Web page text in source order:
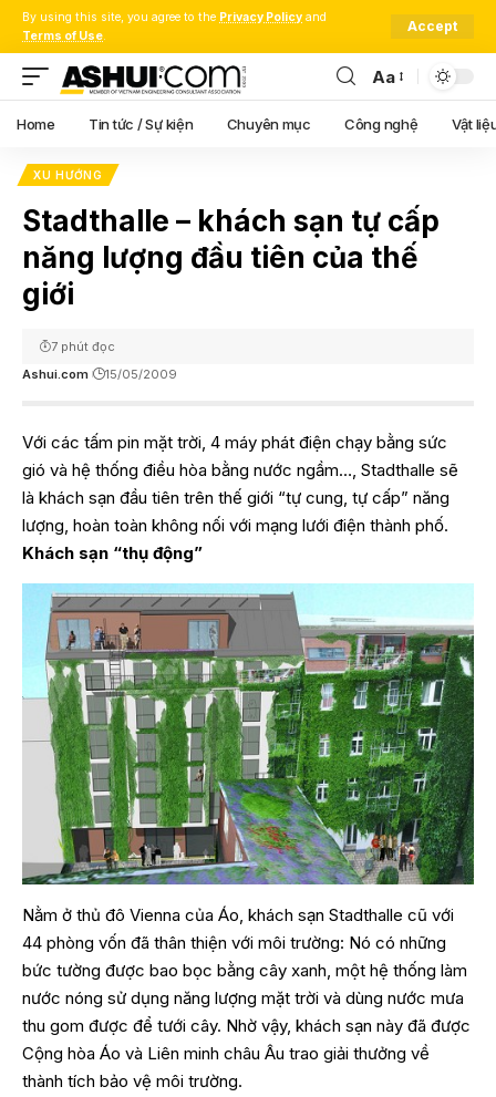
By using this site, you agree to the Privacy Policy and
Terms of Use.
Accept
Font
Resizer
Aa
Home Tin tức / Sự kiện Chuyên mục Công nghệ Vật
XU HƯỚNG
Stadthalle – khách sạn tự cấp
năng lượng đầu tiên của thế
giới
Ashui.com 15/05/2009
7 phút đọc
Với các tấm pin mặt trời, 4 máy phát điện chạy bằng sức
gió và hệ thống điều hòa bằng nước ngầm…, Stadthalle sẽ
là khách sạn đầu tiên trên thế giới “tự cung, tự cấp” năng
lượng, hoàn toàn không nối với mạng lưới điện thành phố.
Khách sạn “thụ động”
Nằm ở thủ đô Vienna của Áo, khách sạn Stadthalle cũ với
44 phòng vốn đã thân thiện với môi trường: Nó có những
bức tường được bao bọc bằng cây xanh, một hệ thống làm
nước nóng sử dụng năng lượng mặt trời và dùng nước mưa
thu gom được để tưới cây. Nhờ vậy, khách sạn này đã được
Cộng hòa Áo và Liên minh châu Âu trao giải thưởng về
thành tích bảo vệ môi trường.